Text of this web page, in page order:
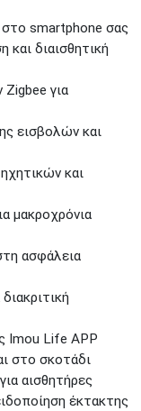
στο smartphone σας
διαισθητική
για
εισβολών και
και
μακροχρόνια
ασφάλεια
Imou Life APP
στο σκοτάδι
αισθητήρες
έκτακτης